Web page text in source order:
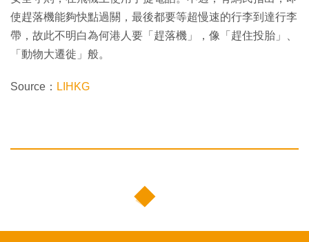
使趕落機能夠快點過關，最後都要等超慢速的行李到達行李
帶，故此不明白為何港人要「趕落機」，像「趕住投胎」、
「動物大遷徙」般。
Source： LIHKG